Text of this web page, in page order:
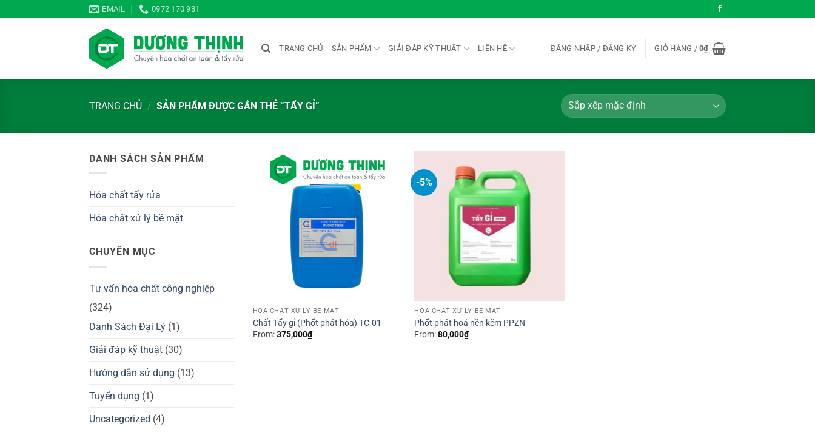
qua
EMAIL 0972 170 931
TRANG CHỦ SẢN PHẨM GIẢI ĐÁP KỸ THUẬT LIÊN HỆ ĐĂNG NHẬP / ĐĂNG KÝ GIỎ HÀNG /0₫
TRANG CHỦ / SẢN PHẨM ĐƯỢC GẮN THẺ “TẨY GỈ”
DANH SÁCH SẢN PHẨM
Hóa chất tẩy rửa
Hóa chất xử lý bề mặt
CHUYÊN MỤC
Tư vấn hóa chất công nghiệp
(324)
Danh Sách Đại Lý (1)
Giải đáp kỹ thuật (30)
Hướng dẫn sử dụng (13)
Tuyển dụng (1)
Uncategorized (4)
HÓA CHẤT XỬ LÝ BỀ MẶT
Chất Tẩy gỉ (Phốt phát hóa) TC-01
From:375,000₫
-5%
HÓA CHẤT XỬ LÝ BỀ MẶT
Phốt phát hoá nền kẽm PPZN
From:80,000₫